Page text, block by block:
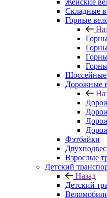
Женские
Складные
Горные
Шоссейные
Дорожные
Фэтбайки
Взрослые
Детский
Назад
Детский